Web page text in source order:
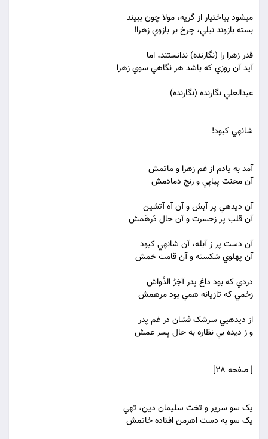
مي‏شود بي‏اختيار از گريه، مولا چون ببيند
بسته بازوند نيلي، چرخ بر بازوي زهرا!
قدر زهرا را (نگارنده) ندانستند، اما
آيد آن روزي که باشد هر نگاهي سوي زهرا
عبدالعلي نگارنده (نگارنده)
شانه‏ي کبود!
آمد به يادم از غم زهرا و ماتمش
آن محنت پياپي و رنج دمادمش
آن ديده‏ي پر آبش و آن آه آتشين
آن قلب پر زحسرت و آن حال دَرهَمش
آن دست پر ز آبله، آن شانه‏ي کبود
آن پهلوي شکسته و آن قامت خمش
دردي که بود داغ پدر آخِرُ الدَّواش
زخمي که تازيانه همي بود مرهمش
از ديده‏يي سرشک فشان در غم پدر
و ز ديده بي نظاره به حال پسر عمش
[ صفحه 28]
يک سو سرير و تخت سليمان دين، تهي
يک سو به دست اهرمن افتاده خاتمش